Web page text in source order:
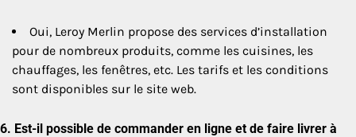
Oui, Leroy Merlin propose des services d’installation
pour de nombreux produits, comme les cuisines, les
chauffages, les fenêtres, etc. Les tarifs et les conditions
sont disponibles sur le site web.
6. Est-il possible de commander en ligne et de faire livrer à